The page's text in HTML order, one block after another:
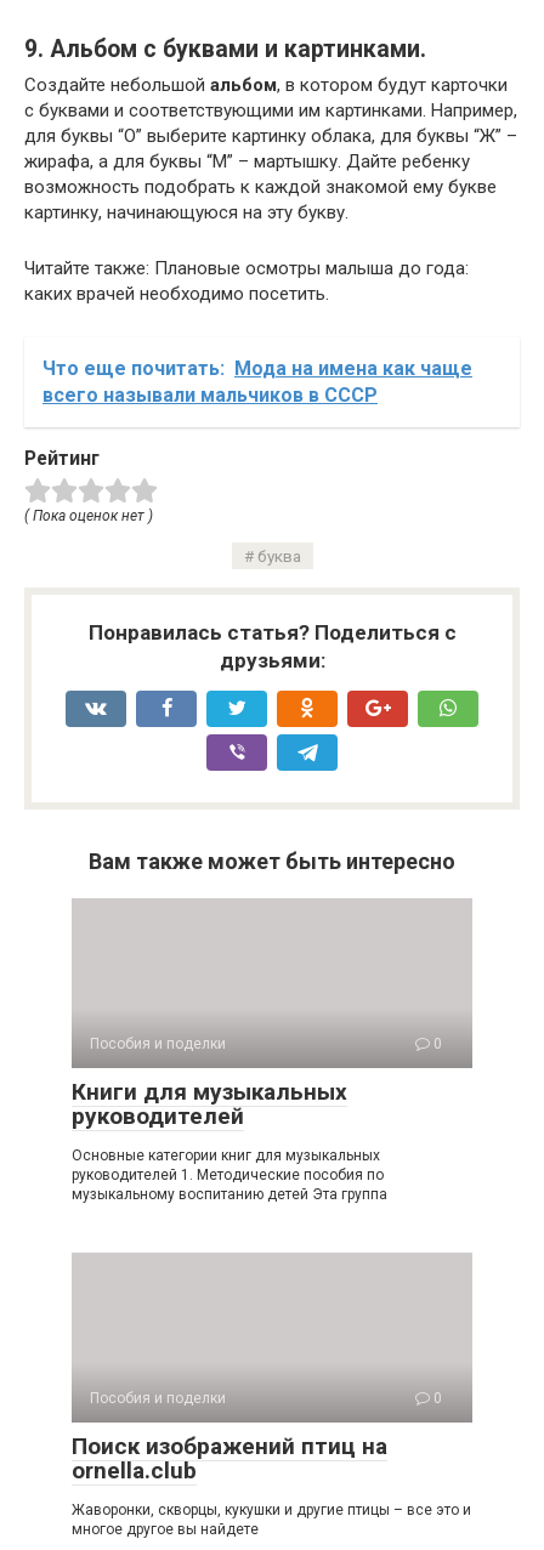
9. Альбом с буквами и картинками.
Создайте небольшой альбом, в котором будут карточки
с буквами и соответствующими им картинками. Например,
для буквы “О” выберите картинку облака, для буквы “Ж” –
жирафа, а для буквы “М” – мартышку. Дайте ребенку
возможность подобрать к каждой знакомой ему букве
картинку, начинающуюся на эту букву.
Читайте также: Плановые осмотры малыша до года:
каких врачей необходимо посетить.
Что еще почитать:
Мода на имена как чаще
всего называли мальчиков в СССР
Рейтинг
( Пока оценок нет )
буква
Понравилась статья? Поделиться с
друзьями:
Вам также может быть интересно
Пособия и поделки 0
Книги для музыкальных
руководителей
Основные категории книг для музыкальных
руководителей 1. Методические пособия по
музыкальному воспитанию детей Эта группа
Пособия и поделки 0
Поиск изображений птиц на
ornella.club
Жаворонки, скворцы, кукушки и другие птицы – все это и
многое другое вы найдете